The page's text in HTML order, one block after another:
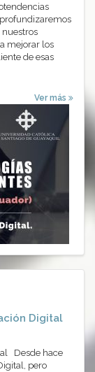
mejorar los
de esas
Ver más
Digital
Desde hace
pero